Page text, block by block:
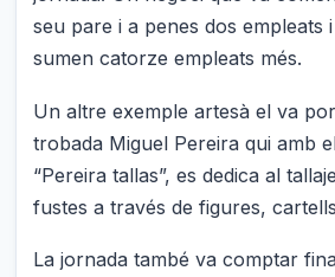
seu pare i a penes dos empleats
sumen catorze empleats més.
Un altre exemple artesà el va
trobada Miguel Pereira qui amb
“Pereira tallas”, es dedica al
fustes a través de figures,
La jornada també va comptar